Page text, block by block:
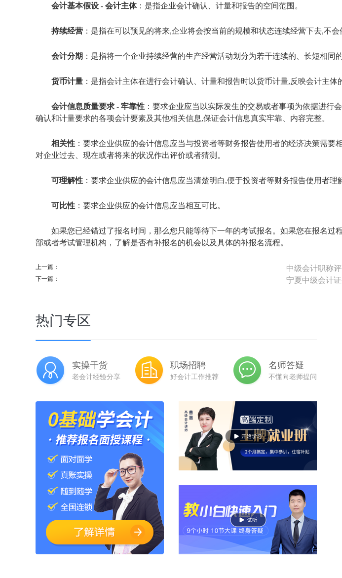
会计基本假设 - 会计主体：是指企业会计确认、计量和报告的空间范围。
持续经营 ：是指在可以预见的将来,企业将会按当前的规模和状态连续经营下去,不会
会计分期 ：是指将一个企业持续经营的生产经营活动划分为若干连续的、长短相同的
货币计量 ：是指会计主体在进行会计确认、计量和报告时以货币计量,反映会计主体
会计信息质量要求 - 牢靠性 ：要求企业应当以实际发生的交易或者事项为依据进行
确认和计量要求的各项会计要素及其他相关信息,保证会计信息真实牢靠、内容完整。
相关性 ：要求企业供应的会计信息应当与投资者等财务报告使用者的经济决策需要
对企业过去、现在或者将来的状况作出评价或者猜测。
可理解性 ：要求企业供应的会计信息应当清楚明白,便于投资者等财务报告使用者理
可比性 ：要求企业供应的会计信息应当相互可比。
如果您已经错过了报名时间，那么您只能等待下一年的考试报名。如果您在报名过
部或者考试管理机构，了解是否有补报名的机会以及具体的补报名流程。
上一篇： 中级会计职称
下一篇： 宁夏中级会计
热门专区
实操干货
老会计经验分享
职场招聘
好会计工作推荐
名师答疑
不懂向老师提问